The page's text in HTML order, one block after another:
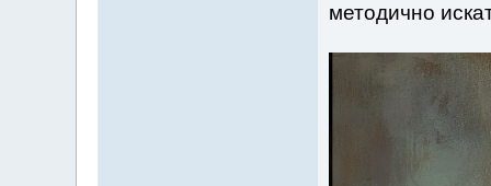
методично